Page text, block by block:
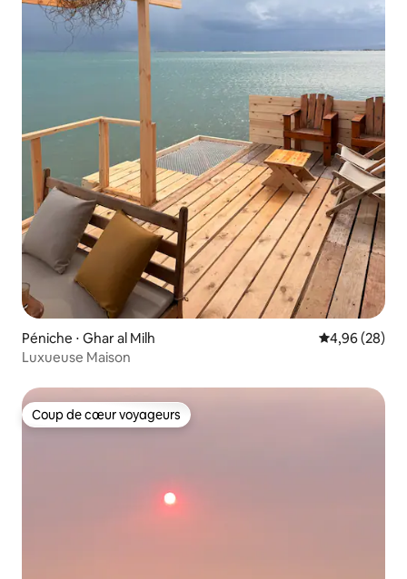
Péniche ⋅ Ghar al Milh Évaluation
4,96 (28)
Luxueuse Maison
Coup de cœur voyageurs
Coup de cœur voyageurs